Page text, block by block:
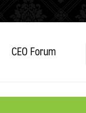
CEO Forum